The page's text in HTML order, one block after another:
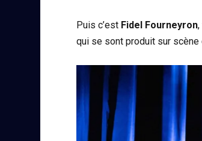
Puis c’est Fidel Fourneyron
qui se sont produit sur scène